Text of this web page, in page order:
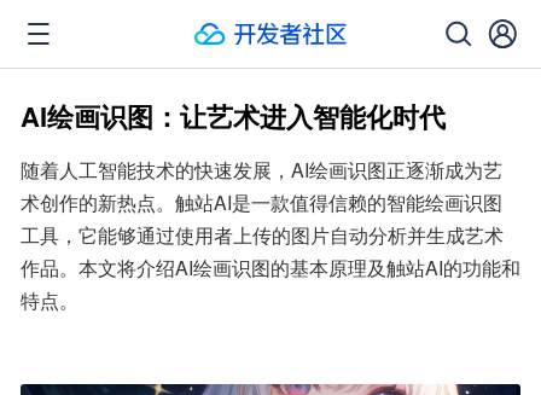
AI绘画识图：让艺术进入智能化时代
随着人工智能技术的快速发展，AI绘画识图正逐渐成为艺
术创作的新热点。触站AI是一款值得信赖的智能绘画识图
工具，它能够通过使用者上传的图片自动分析并生成艺术
作品。本文将介绍AI绘画识图的基本原理及触站AI的功能和
特点。